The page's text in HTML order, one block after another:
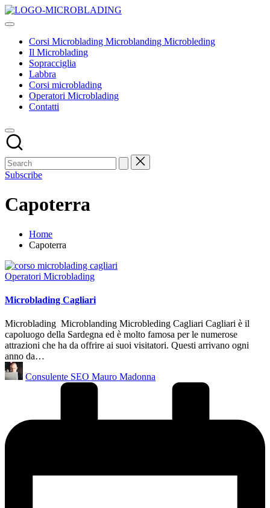
Skip
to
Microbleding
Tecniche
insegnamenti
base
Corsi Microblading Microblanding Microbleding
Il Microblading
Sopracciglia
Labbra
Corsi microblading
Operatori Microblading
Contatti
Subscribe
Capoterra
Home
Capoterra
Posted
Operatori Microblading
Microblading Cagliari
Microblading Microblanding Microbleding Cagliari Cagliari è il
capoluogo della Sardegna ed è molto famosa per le numerose
attrazioni che ha da offrire ai suoi visitatori. Questi arrivano ogni
anno da…
Posted
by
Consulente SEO Mauro Madonna